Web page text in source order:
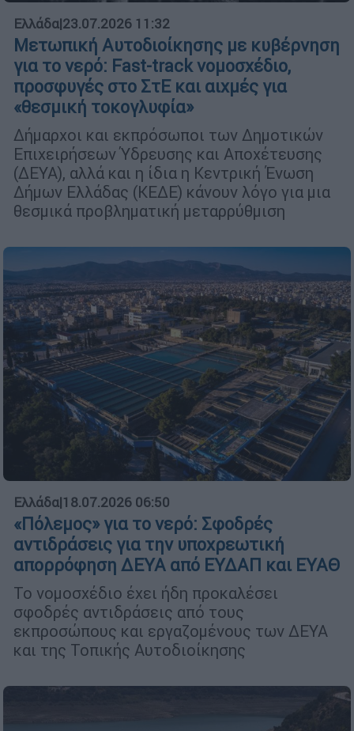
Ελλάδα|23.07.2026 11:32
Μετωπική Αυτοδιοίκησης με κυβέρνηση
για το νερό: Fast-track νομοσχέδιο,
προσφυγές στο ΣτΕ και αιχμές για
«θεσμική τοκογλυφία»
Δήμαρχοι και εκπρόσωποι των Δημοτικών
Επιχειρήσεων Ύδρευσης και Αποχέτευσης
(ΔΕΥΑ), αλλά και η ίδια η Κεντρική Ένωση
Δήμων Ελλάδας (ΚΕΔΕ) κάνουν λόγο για μια
θεσμικά προβληματική μεταρρύθμιση
Ελλάδα|18.07.2026 06:50
«Πόλεμος» για το νερό: Σφοδρές
αντιδράσεις για την υποχρεωτική
απορρόφηση ΔΕΥΑ από ΕΥΔΑΠ και ΕΥΑΘ
Το νομοσχέδιο έχει ήδη προκαλέσει
σφοδρές αντιδράσεις από τους
εκπροσώπους και εργαζομένους των ΔΕΥΑ
και της Τοπικής Αυτοδιοίκησης